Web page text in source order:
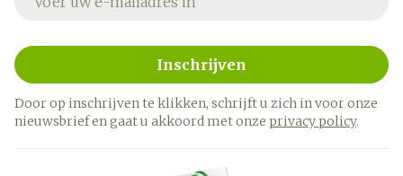
Inschrijven
Door op inschrijven te klikken, schrijft u zich in voor onze
nieuwsbrief en gaat u akkoord met onze privacy policy.